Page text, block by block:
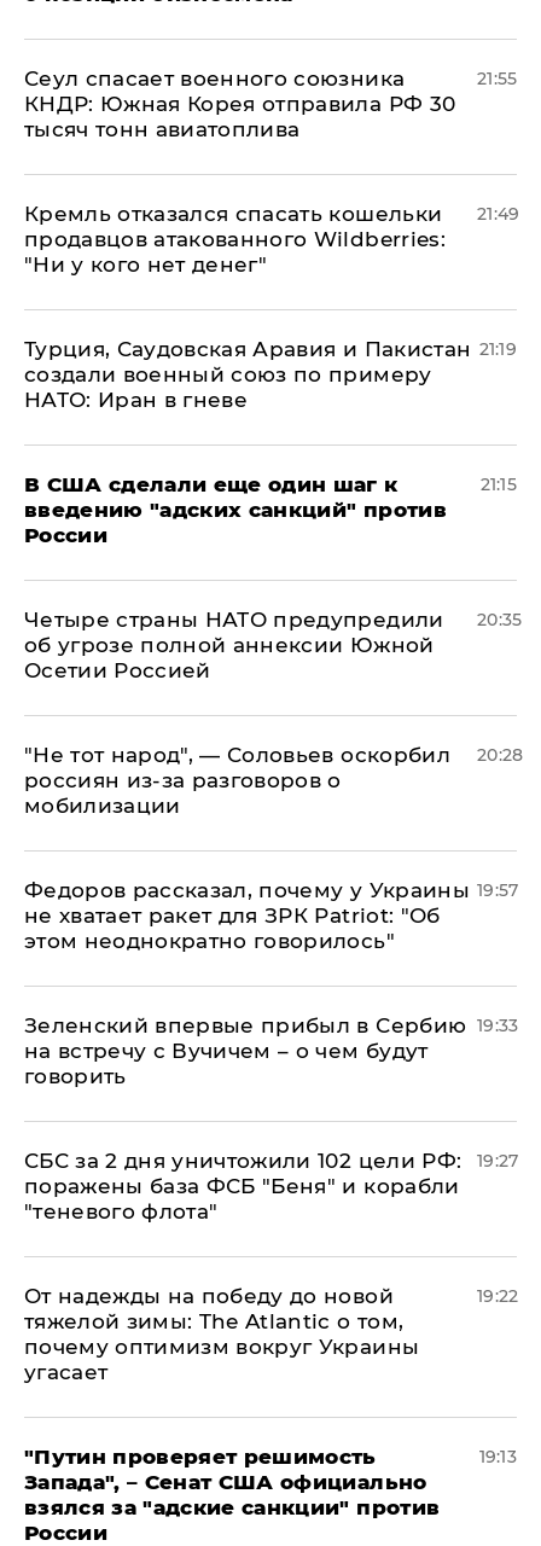
​Сеул спасает военного союзника
КНДР: Южная Корея отправила РФ 30
тысяч тонн авиатоплива
21:55
Кремль отказался спасать кошельки
продавцов атакованного Wildberries:
"Ни у кого нет денег"
21:49
Турция, Саудовская Аравия и Пакистан
создали военный союз по примеру
НАТО: Иран в гневе
21:19
В США сделали еще один шаг к
введению "адских санкций" против
России
21:15
Четыре страны НАТО предупредили
об угрозе полной аннексии Южной
Осетии Россией
20:35
​"Не тот народ", — Соловьев оскорбил
россиян из-за разговоров о
мобилизации
20:28
Федоров рассказал, почему у Украины
не хватает ракет для ЗРК Patriot: "Об
этом неоднократно говорилось"
19:57
Зеленский впервые прибыл в Сербию
на встречу с Вучичем – о чем будут
говорить
19:33
СБС за 2 дня уничтожили 102 цели РФ:
поражены база ФСБ "Беня" и корабли
"теневого флота"
19:27
От надежды на победу до новой
тяжелой зимы: The Atlantic о том,
почему оптимизм вокруг Украины
угасает
19:22
"Путин проверяет решимость
Запада", – Сенат США официально
взялся за "адские санкции" против
России
19:13